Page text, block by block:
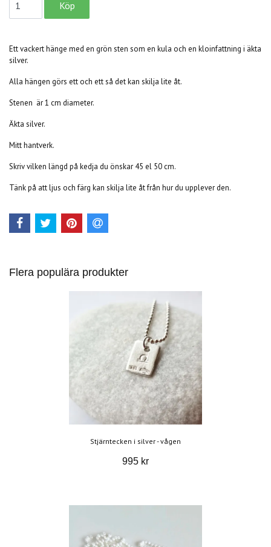
Ett vackert hänge med en grön sten som en kula och en kloinfattning i äkta
silver.
Alla hängen görs ett och ett så det kan skilja lite åt.
Stenen är 1 cm diameter.
Äkta silver.
Mitt hantverk.
Skriv vilken längd på kedja du önskar 45 el 50 cm.
Tänk på att ljus och färg kan skilja lite åt från hur du upplever den.
Flera populära produkter
Stjärntecken i silver - vågen
995 kr